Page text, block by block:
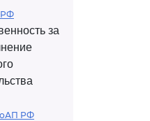
РФ
за
РФ